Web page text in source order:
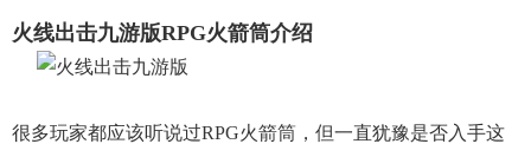
火线出击九游版RPG火箭筒介绍
很多玩家都应该听说过RPG火箭筒，但一直犹豫是否入手这